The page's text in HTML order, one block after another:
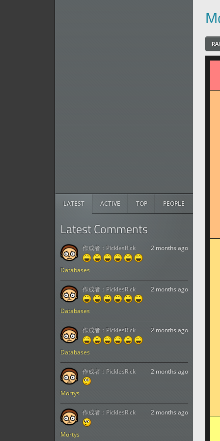
LATEST ACTIVE TOP PEOPLE
Latest Comments
Databases
2 months ago
作成者： PicklesRick
Databases
2 months ago
作成者： PicklesRick
Databases
2 months ago
作成者： PicklesRick
Mortys
2 months ago
作成者： PicklesRick
Mortys
2 months ago
作成者： PicklesRick